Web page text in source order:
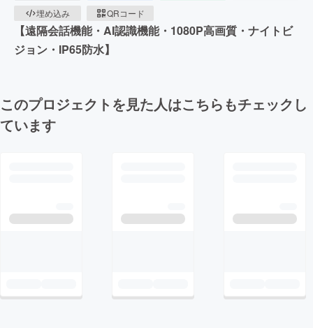
埋め込み
QRコード
【遠隔会話機能・AI認識機能・1080P高画質・ナイトビ
ジョン・IP65防水】
このプロジェクトを見た人はこちらもチェックし
ています